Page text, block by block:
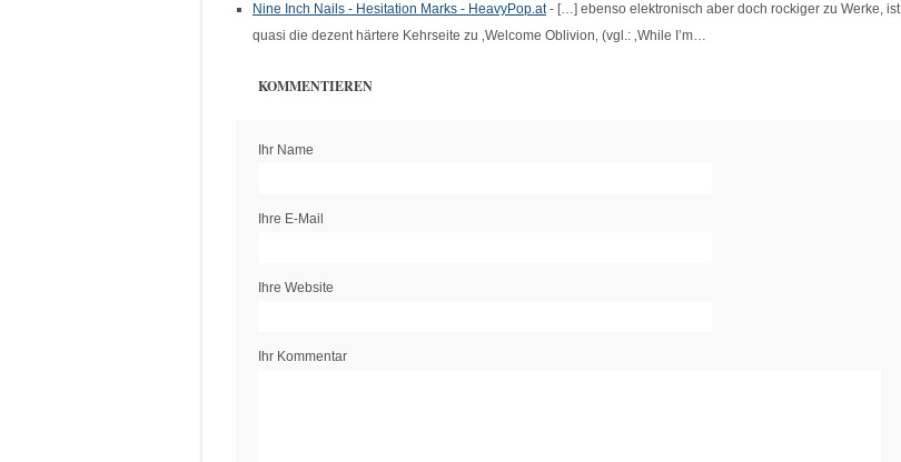
Nine Inch Nails - Hesitation Marks - HeavyPop.at- […] ebenso elektronisch aber doch rockiger zu Werke, ist
quasi die dezent härtere Kehrseite zu ‚Welcome Oblivion‚ (vgl.: ‚While I’m…
KOMMENTIEREN
Ihr Name
Ihre E-Mail
Ihre Website
Ihr Kommentar